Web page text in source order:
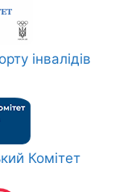
інвалідів
Комітет